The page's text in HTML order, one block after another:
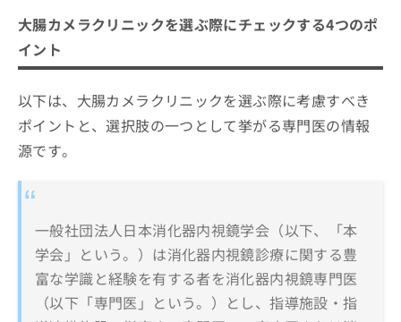
大腸カメラクリニックを選ぶ際にチェックする4つのポ
イント
以下は、大腸カメラクリニックを選ぶ際に考慮すべき
ポイントと、選択肢の一つとして挙がる専門医の情報
源です。
一般社団法人日本消化器内視鏡学会（以下、「本
学会」という。）は消化器内視鏡診療に関する豊
富な学識と経験を有する者を消化器内視鏡専門医
（以下「専門医」という。）とし、指導施設・指